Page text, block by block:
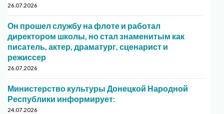
26.07.2026
Он прошел службу на флоте и работал
директором школы, но стал знаменитым как
писатель, актер, драматург, сценарист и
режиссер
26.07.2026
Министерство культуры Донецкой Народной
Республики информирует:
24.07.2026